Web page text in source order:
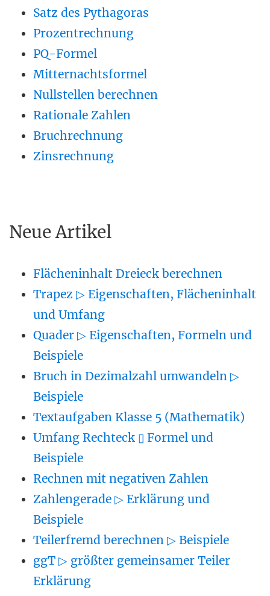
Satz des Pythagoras
Prozentrechnung
PQ-Formel
Mitternachtsformel
Nullstellen berechnen
Rationale Zahlen
Bruchrechnung
Zinsrechnung
Neue Artikel
Flächeninhalt Dreieck berechnen
Trapez ▷ Eigenschaften, Flächeninhalt
und Umfang
Quader ▷ Eigenschaften, Formeln und
Beispiele
Bruch in Dezimalzahl umwandeln ▷
Beispiele
Textaufgaben Klasse 5 (Mathematik)
Umfang Rechteck ▯ Formel und
Beispiele
Rechnen mit negativen Zahlen
Zahlengerade ▷ Erklärung und
Beispiele
Teilerfremd berechnen ▷ Beispiele
ggT ▷ größter gemeinsamer Teiler
Erklärung